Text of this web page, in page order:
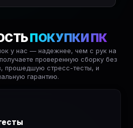
ПОКУПКИ ПК
у нас — надежнее, чем с рук на
проверенную сборку без
прошедшую стресс-тесты, и
гарантию.